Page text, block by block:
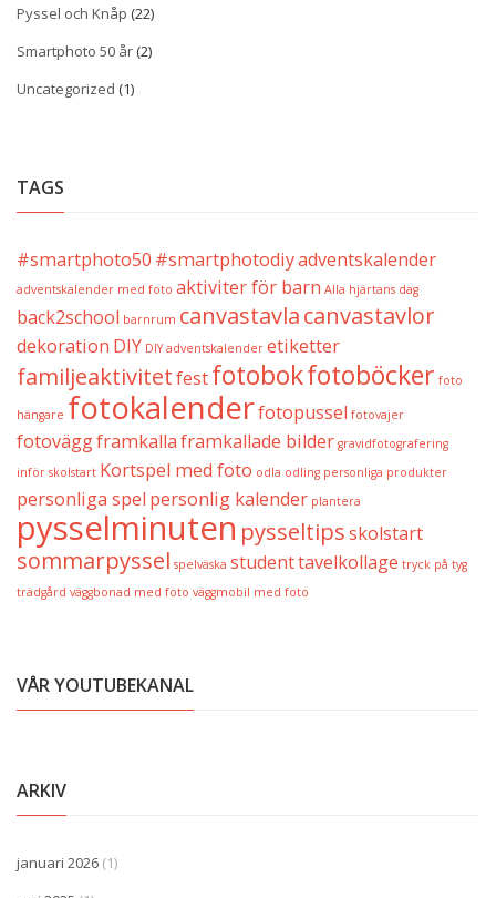
Pyssel och Knåp (22)
Smartphoto 50 år(2)
Uncategorized (1)
TAGS
#smartphoto50 #smartphotodiyadventskalender
adventskalender med foto aktiviter för barn Alla hjärtans dag
back2school barnrum canvastavlacanvastavlor
dekoration DIY DIY adventskalender etiketter
familjeaktivitetfestfotobokfotoböcker foto
hängare fotokalenderfotopussel fotovajer
fotoväggframkallaframkallade bilder gravidfotografering
inför skolstart Kortspel med foto odla odling personliga produkter
personliga spel personlig kalender plantera
pysselminuten pysseltipsskolstart
sommarpyssel spelväska studenttavelkollage tryck på tyg
trädgård väggbonad med foto väggmobil med foto
VÅR YOUTUBEKANAL
ARKIV
januari 2026 (1)